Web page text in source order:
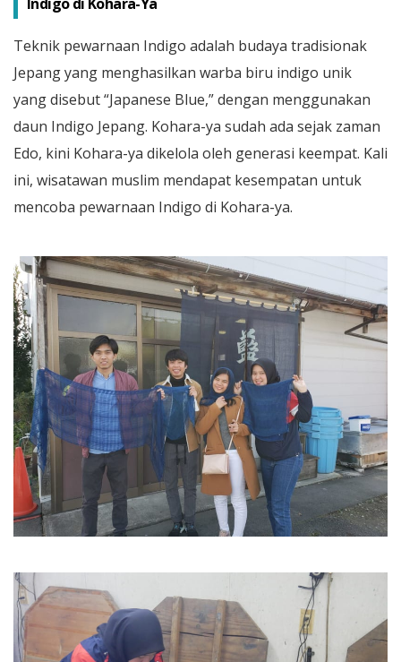
Teknik pewarnaan Indigo adalah budaya tradisionak
Jepang yang menghasilkan warba biru indigo unik
yang disebut “Japanese Blue,” dengan menggunakan
daun Indigo Jepang. Kohara-ya sudah ada sejak zaman
Edo, kini Kohara-ya dikelola oleh generasi keempat. Kali
ini, wisatawan muslim mendapat kesempatan untuk
mencoba pewarnaan Indigo di Kohara-ya.